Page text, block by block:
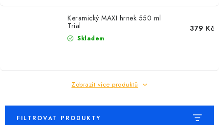
PROVIZNÍ SYSTÉM
O nás Časté otázky
Doprava a platba
Kontakty
Keramický MAXI hrnek 550 ml
Trial
Skladem
379 Kč
Zobrazit více produktů
FILTROVAT PRODUKTY